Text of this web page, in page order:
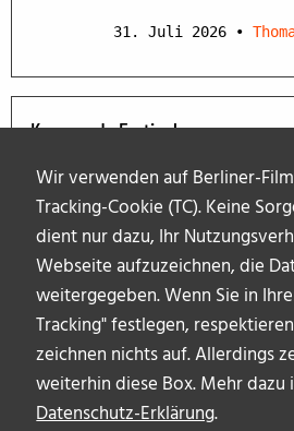
Wir verwenden auf Berliner-
Tracking-Cookie (TC). Keine
dient nur dazu, Ihr
Webseite aufzuzeichnen, die
weitergegeben. Wenn Sie in
Tracking" festlegen,
zeichnen nichts auf. Allerdings
weiterhin diese Box. Mehr dazu
Datenschutz-Erklärung.
31. Juli 2026 •
Kommende Festivals